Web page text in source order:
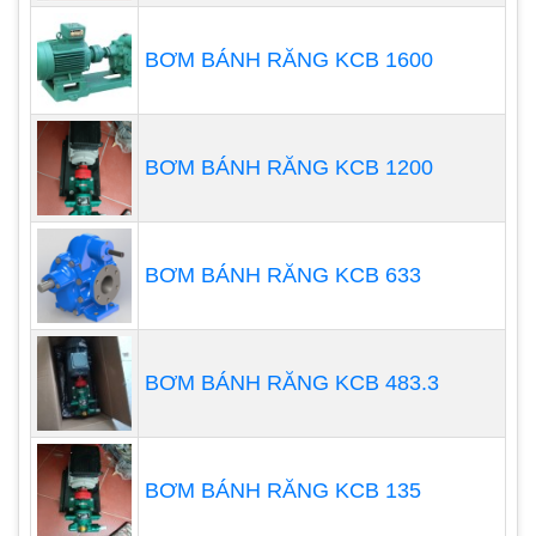
này là loại nhiều tầng, tức là có nhiều hơn một
bánh công tác và bộ khuếch tán, vì vậy chúng có
thể được sử dụng để bơm chất lỏng từ các giếng
rất sâu.
BƠM BÁNH RĂNG KCB 1600
BƠM BÁNH RĂNG KCB 1200
BƠM BÁNH RĂNG KCB 633
BƠM BÁNH RĂNG KCB 483.3
BƠM BÁNH RĂNG KCB 135